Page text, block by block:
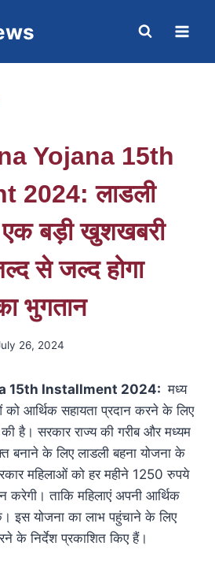
Yojana 15th
2024: लाडली
बड़ी खुशखबरी
से जल्द होगा
भुगतान
26, 2024
15th Installment 2024: मध्य
आर्थिक सहायता प्रदान करने के लिए
है। सरकार राज्य की गरीब और मध्यम
बनाने के लिए लाडली बहना योजना के
महिलाओं को हर महीने 1250 रुपये
करेगी। ताकि महिलाएं अपनी आर्थिक
इस योजना का लाभ पहुंचाने के लिए
के निर्देश प्रकाशित किए हैं।